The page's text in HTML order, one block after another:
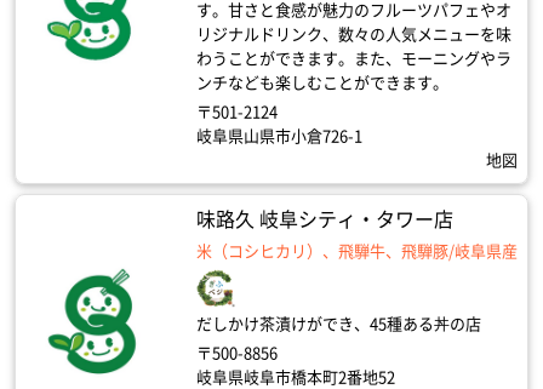
す。甘さと食感が魅力のフルーツパフェやオ
リジナルドリンク、数々の人気メニューを味
わうことができます。また、モーニングやラ
ンチなども楽しむことができます。
〒501-2124
岐阜県山県市小倉726-1
地図
味路久 岐阜シティ・タワー店
米（コシヒカリ）、飛騨牛、飛騨豚/岐阜県産
だしかけ茶漬けができ、45種ある丼の店
〒500-8856
岐阜県岐阜市橋本町2番地52